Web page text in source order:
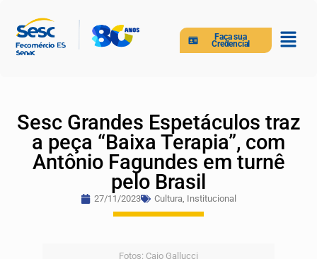
Faça sua
Credencial
Sesc Grandes Espetáculos traz
a peça “Baixa Terapia”, com
Antônio Fagundes em turnê
pelo Brasil
27/11/2023 Cultura, Institucional
Fotos: Caio Gallucci